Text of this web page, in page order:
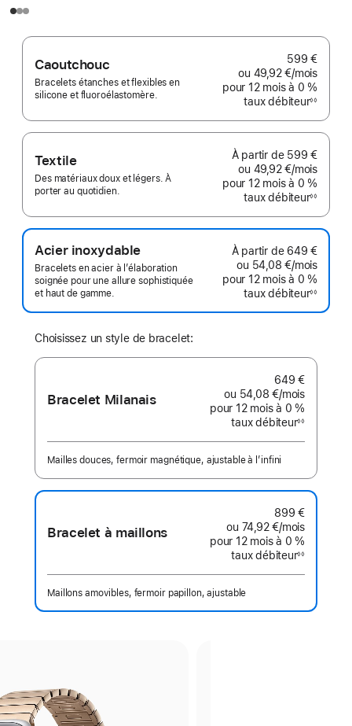
Caoutchouc
Bracelets étanches et flexibles en
silicone et fluoroélastomère.
599 €
ou 49,92 €/mois
pour 12 mois à 0 %
taux débiteur
de
◊◊
Textile
Des matériaux doux et légers. À
porter au quotidien.
À partir de 599 €
ou 49,92 €/mois
pour 12 mois à 0 %
taux débiteur
de
◊◊
Acier inoxydable
Bracelets en acier à l’élaboration
soignée pour une allure sophistiquée
et haut de gamme.
À partir de649 €
ou 54,08 €/mois
pour 12 mois à 0 %
taux débiteur◊◊
Choisissez un style de bracelet:
Bracelet Milanais
649 €
ou 54,08 €/mois
pour 12 mois à 0 %
taux débiteur
page
◊◊
Mailles douces, fermoir magnétique, ajustable à l’infini
Bracelet à maillons
899 €
ou 74,92 €/mois
pour 12 mois à 0 %
taux débiteur
page
◊◊
Maillons amovibles, fermoir papillon, ajustable